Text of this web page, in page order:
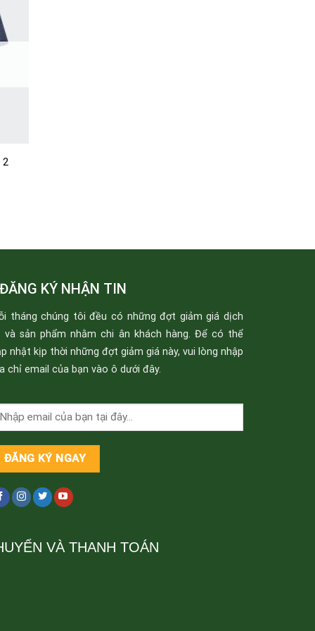
2
ĐĂNG KÝ NHẬN TIN
tháng chúng tôi đều có những đợt giảm giá dịch
và sản phẩm nhằm chi ân khách hàng. Để có thể
nhật kịp thời những đợt giảm giá này, vui lòng nhập
chỉ email của bạn vào ô dưới đây.
VÀ THANH TOÁN